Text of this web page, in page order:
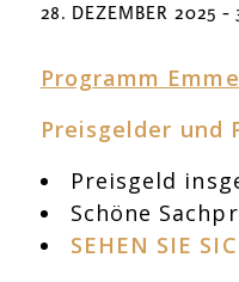
28. DEZEMBER 2025 -
Programm
Preisgelder und
Preisgeld
Schöne
SEHEN SIE